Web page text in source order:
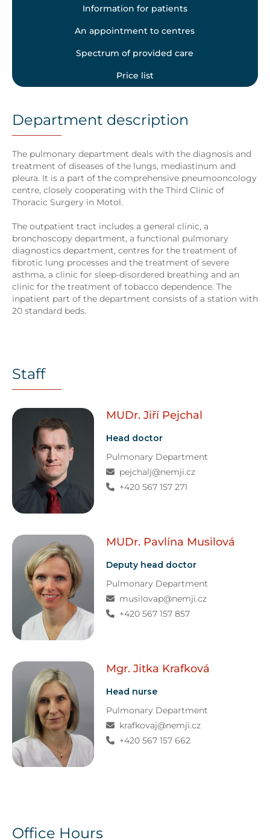
Information for patients
An appointment to centres
Spectrum of provided care
Price list
Department description
The pulmonary department deals with the diagnosis and
treatment of diseases of the lungs, mediastinum and
pleura. It is a part of the comprehensive pneumooncology
centre, closely cooperating with the Third Clinic of
Thoracic Surgery in Motol.
The outpatient tract includes a general clinic, a
bronchoscopy department, a functional pulmonary
diagnostics department, centres for the treatment of
fibrotic lung processes and the treatment of severe
asthma, a clinic for sleep-disordered breathing and an
clinic for the treatment of tobacco dependence. The
inpatient part of the department consists of a station with
20 standard beds.
Staff
MUDr. Jiří Pejchal
Head doctor
Pulmonary Department
pejchalj@nemji.cz
+420 567 157 271
MUDr. Pavlína Musilová
Deputy head doctor
Pulmonary Department
musilovap@nemji.cz
+420 567 157 857
Mgr. Jitka Krafková
Head nurse
Pulmonary Department
krafkovaj@nemji.cz
+420 567 157 662
Office Hours